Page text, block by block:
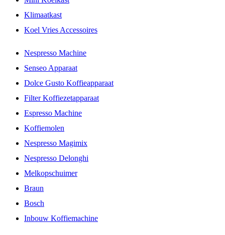
Klimaatkast
Koel Vries Accessoires
Nespresso Machine
Senseo Apparaat
Dolce Gusto Koffieapparaat
Filter Koffiezetapparaat
Espresso Machine
Koffiemolen
Nespresso Magimix
Nespresso Delonghi
Melkopschuimer
Braun
Bosch
Inbouw Koffiemachine